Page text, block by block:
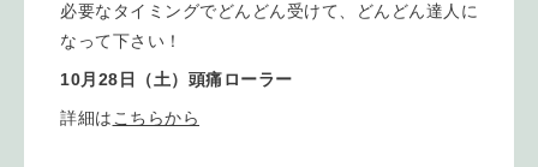
必要なタイミングでどんどん受けて、どんどん達人に
なって下さい！
10月28日（土）頭痛ローラー
詳細は こちらから